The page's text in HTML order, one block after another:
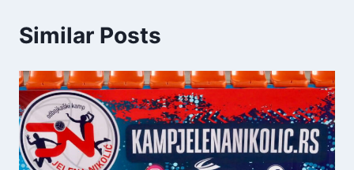
Similar Posts